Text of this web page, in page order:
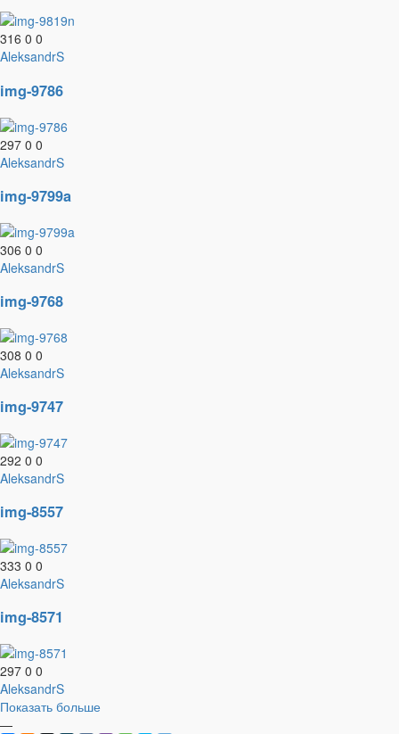
316 0 0
AleksandrS
img-9786
297 0 0
AleksandrS
img-9799a
306 0 0
AleksandrS
img-9768
308 0 0
AleksandrS
img-9747
292 0 0
AleksandrS
img-8557
333 0 0
AleksandrS
img-8571
297 0 0
AleksandrS
Показать больше
—